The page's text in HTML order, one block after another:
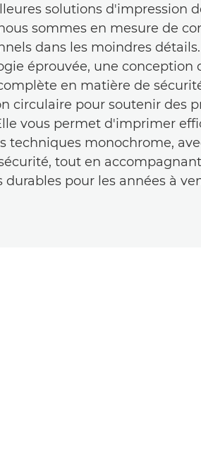
solutions d'impression
sommes en mesure de
dans les moindres
éprouvée, une
en matière de
circulaire pour soutenir des
vous permet d'imprimer
techniques monochrome,
tout en
pour les années à